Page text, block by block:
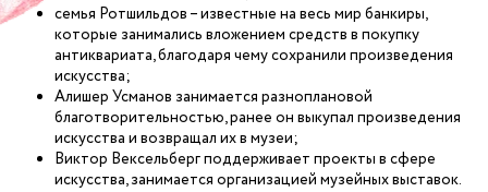
семья Ротшильдов – известные на весь мир банкиры,
которые занимались вложением средств в покупку
антиквариата, благодаря чему сохранили произведения
искусства;
Алишер Усманов занимается разноплановой
благотворительностью, ранее он выкупал произведения
искусства и возвращал их в музеи;
Виктор Вексельберг поддерживает проекты в сфере
искусства, занимается организацией музейных выставок.